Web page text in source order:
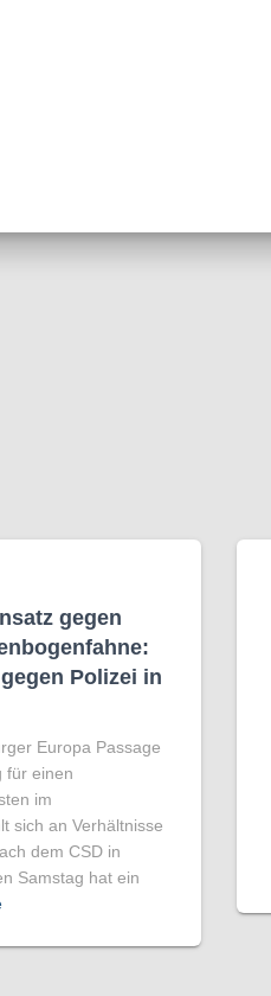
gegen
Polizei in
Europa Passage
für einen
im
sich an Verhältnisse
dem CSD in
Samstag hat ein